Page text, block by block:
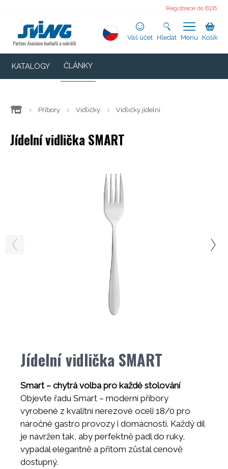
Registrace do B2B
Váš účet Hledat Menu Košík
KATALOGY ČLÁNKY
> Příbory > Vidličky > Vidličky jídelní
Jídelní vidlička SMART
Jídelní vidlička SMART
Smart – chytrá volba pro každé stolování
Objevte řadu Smart – moderní příbory
vyrobené z kvalitní nerezové oceli 18/0 pro
náročné gastro provozy i domácnosti. Každý díl
je navržen tak, aby perfektně padl do ruky,
vypadal elegantně a přitom zůstal cenově
dostupný.